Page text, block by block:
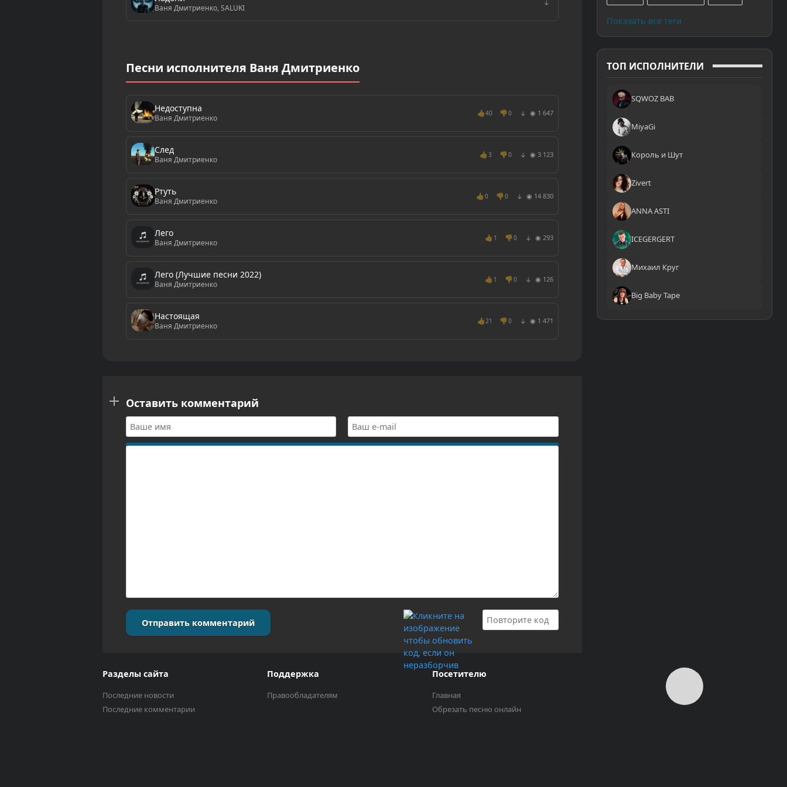
Показать все теги
ТОП ИСПОЛНИТЕЛИ
SQWOZ BAB
MiyaGi
Король и Шут
Zivert
ANNA ASTI
ICEGERGERT
Михаил Круг
Big Baby Tape
Ваня Дмитриенко, SALUKI ↓
Песни исполнителя Ваня Дмитриенко
Недоступна
Ваня Дмитриенко
👍40 👎 0 ↓ ◉ 1 647
След
Ваня Дмитриенко
👍 3 👎 0 ↓ ◉ 3 123
Ртуть
Ваня Дмитриенко
👍 0 👎 0 ↓ ◉ 14 830
Лего
Ваня Дмитриенко
👍 1 👎 0 ↓ ◉ 293
Лего (Лучшие песни 2022)
Ваня Дмитриенко
👍 1 👎 0 ↓ ◉ 126
Настоящая
Ваня Дмитриенко
👍21 👎 0 ↓ ◉ 1 471
Оставить комментарий
Отправить комментарий
Разделы сайта
Последние новости
Последние комментарии
Поддержка
Правообладателям
Посетителю
Главная
Обрезать песню онлайн